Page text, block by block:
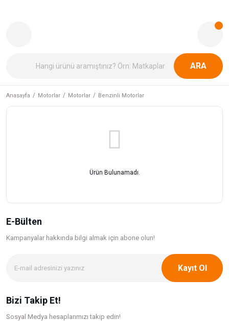
ARA
Anasayfa Motorlar Motorlar Benzinli Motorlar
Ürün Bulunamadı.
E-Bülten
Kampanyalar hakkında bilgi almak için abone olun!
Kayıt Ol
Bizi Takip Et!
Sosyal Medya hesaplarımızı takip edin!